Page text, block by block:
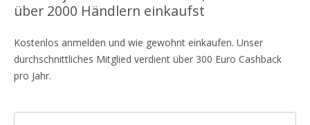
über 2000 Händlern einkaufst
Kostenlos anmelden und wie gewohnt einkaufen. Unser
durchschnittliches Mitglied verdient über 300 Euro Cashback
pro Jahr.